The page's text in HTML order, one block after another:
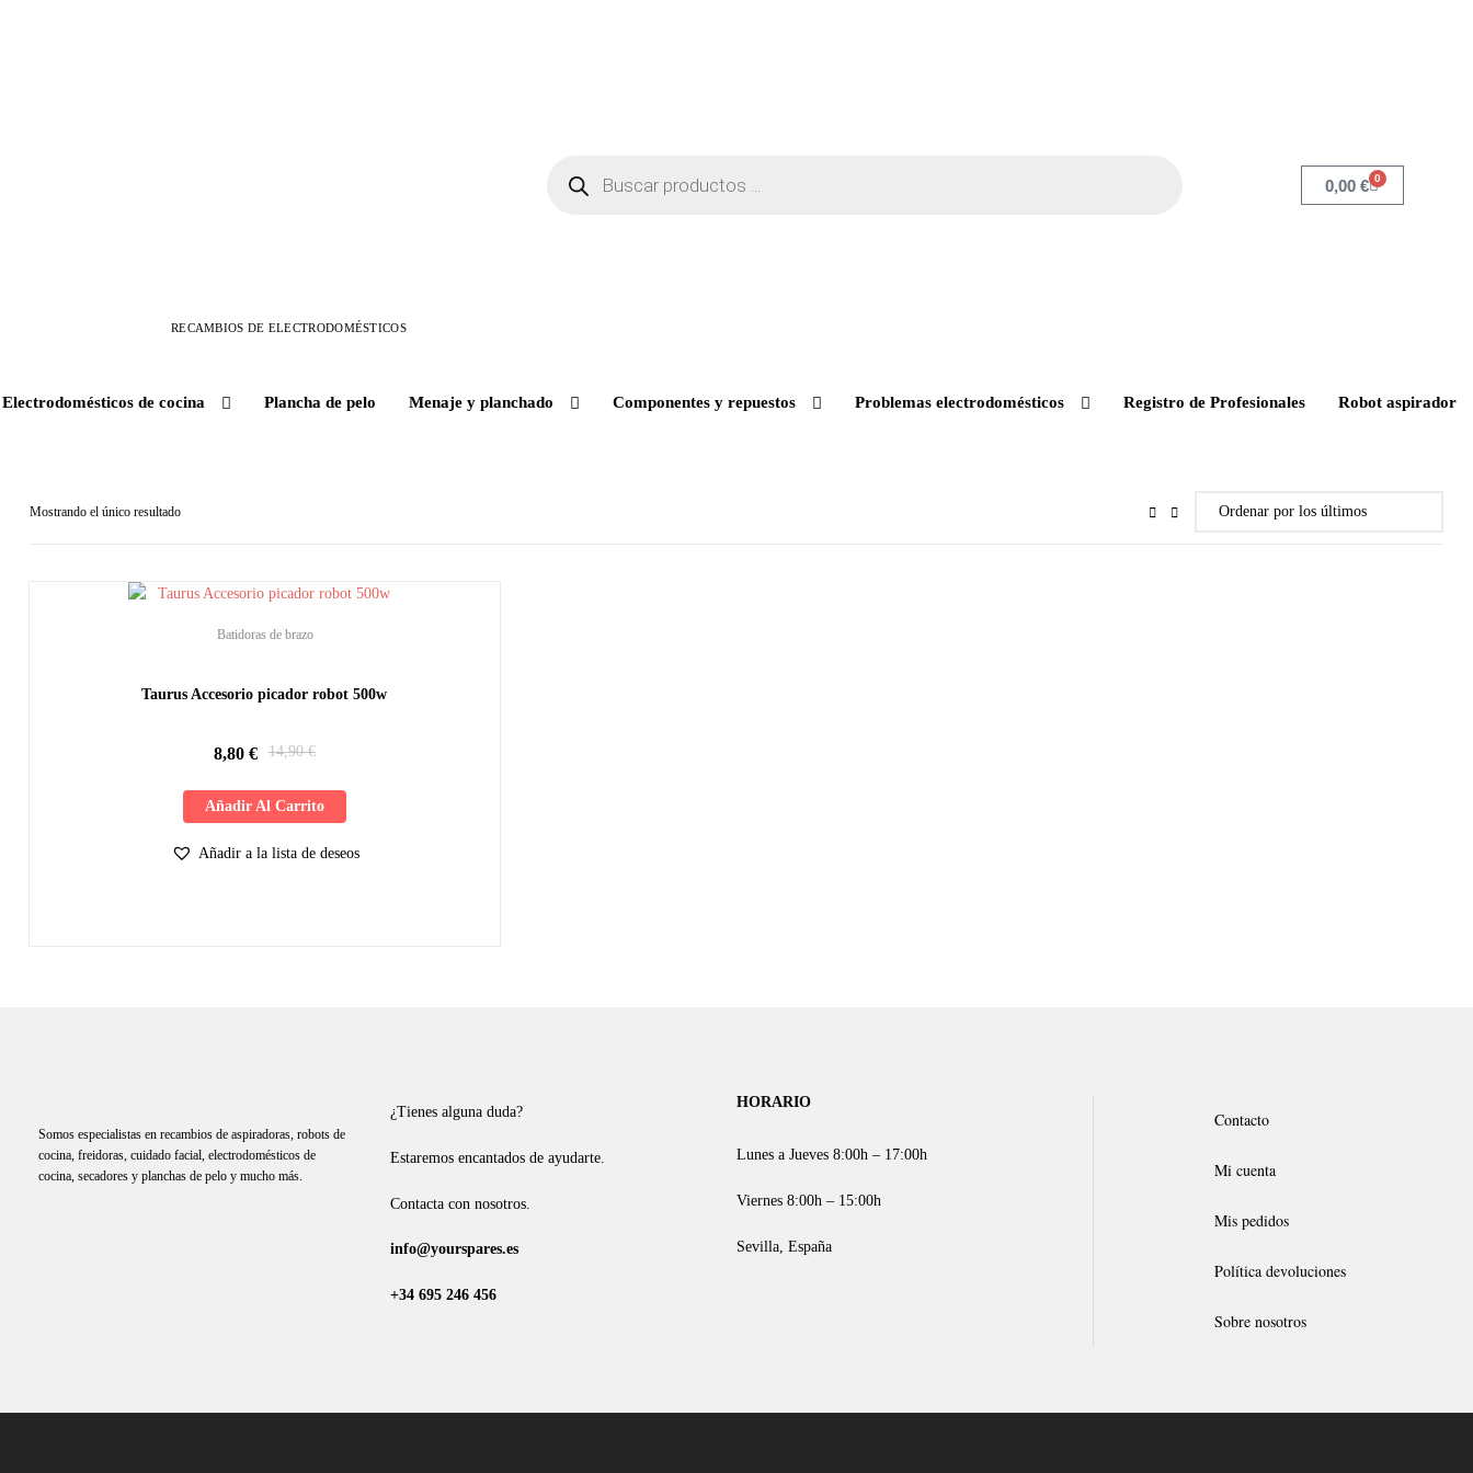
RECAMBIOS DE ELECTRODOMÉSTICOS
0,00€ 0
Electrodomésticos de cocina Plancha de pelo Menaje y planchado Componentes y repuestos Problemas electrodomésticos Registro de Profesionales Robot aspirador
Mostrando el único resultado
Batidoras de brazo
Taurus Accesorio picador robot 500w
14,90€
8,80€
Añadir Al Carrito
Añadir a la lista de deseos
Somos especialistas en recambios de aspiradoras, robots de
cocina, freidoras, cuidado facial, electrodomésticos de
cocina, secadores y planchas de pelo y mucho más.
¿Tienes alguna duda?
Estaremos encantados de ayudarte.
Contacta con nosotros.
info@yourspares.es
+34 695 246 456
HORARIO
Lunes a Jueves 8:00h – 17:00h
Viernes 8:00h – 15:00h
Sevilla, España
Contacto
Mi cuenta
Mis pedidos
Política devoluciones
Sobre nosotros